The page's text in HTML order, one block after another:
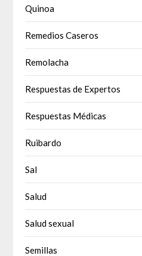
Quinoa
Remedios Caseros
Remolacha
Respuestas de Expertos
Respuestas Médicas
Ruibardo
Sal
Salud
Salud sexual
Semillas